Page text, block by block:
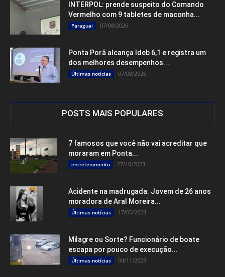
INTERPOL: prende suspeito do Comando
Vermelho com 9 tabletes de maconha...
Paraguai 07/08/2026
Ponta Porã alcança Ideb 6,1 e registra um
dos melhores desempenhos...
Últimas notícias 07/08/2026
POSTS MAIS POPULARES
7 famosos que você não vai acreditar que
moraram em Ponta...
entretenimento 27/10/2023
Acidente na madrugada: Jovem de 26 anos
moradora de Aral Moreira...
Últimas notícias 17/05/2023
Milagre ou Sorte? Funcionário de boate
escapa por pouco de execução...
Últimas notícias 04/11/2023